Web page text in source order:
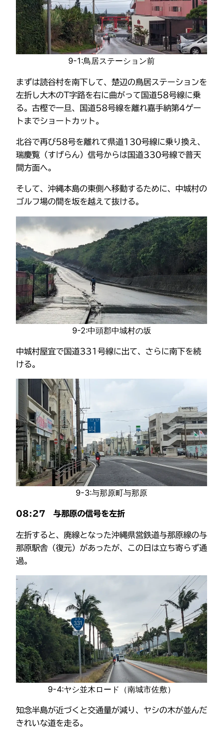
9-1:鳥居ステーション前
まずは読谷村を南下して、楚辺の鳥居ステーションを
左折し大木のT字路を右に曲がって国道58号線に乗
る。古樫で一旦、国道58号線を離れ嘉手納第4ゲー
トまでショートカット。
北谷で再び58号を離れて県道130号線に乗り換え、
瑞慶覧（すげらん）信号からは国道330号線で普天
間方面へ。
そして、沖縄本島の東側へ移動するために、中城村の
ゴルフ場の間を坂を越えて抜ける。
9-2:中頭郡中城村の坂
中城村屋宜で国道331号線に出て、さらに南下を続
ける。
9-3:与那原町与那原
08:27 与那原の信号を左折
左折すると、廃線となった沖縄県営鉄道与那原線の与
那原駅舎（復元）があったが、この日は立ち寄らず通
過。
9-4:ヤシ並木ロード（南城市佐敷）
知念半島が近づくと交通量が減り、ヤシの木が並んだ
きれいな道を走る。